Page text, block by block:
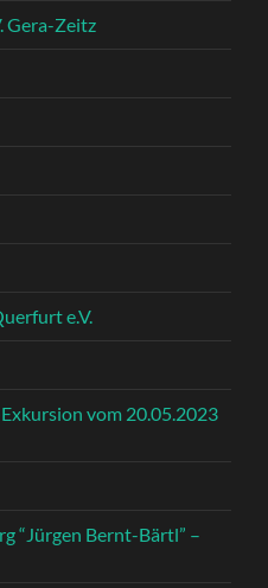
Gera-Zeitz
e.V.
vom 20.05.2023
“Jürgen Bernt-Bärtl” –